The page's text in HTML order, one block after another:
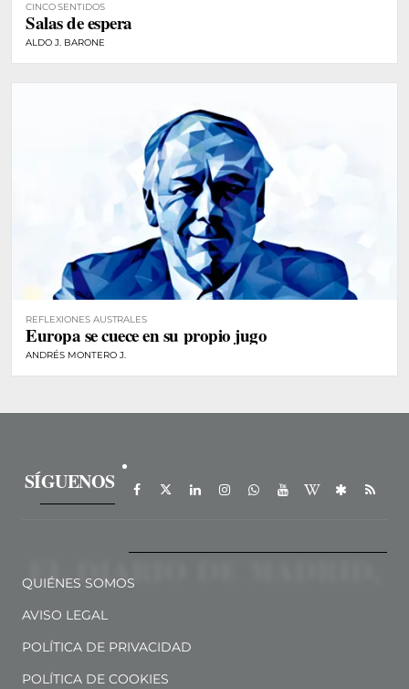
CINCO SENTIDOS
Salas de espera
ALDO J. BARONE
REFLEXIONES AUSTRALES
Europa se cuece en su propio jugo
ANDRÉS MONTERO J.
SÍGUENOS
QUIÉNES SOMOS
AVISO LEGAL
POLÍTICA DE PRIVACIDAD
POLÍTICA DE COOKIES